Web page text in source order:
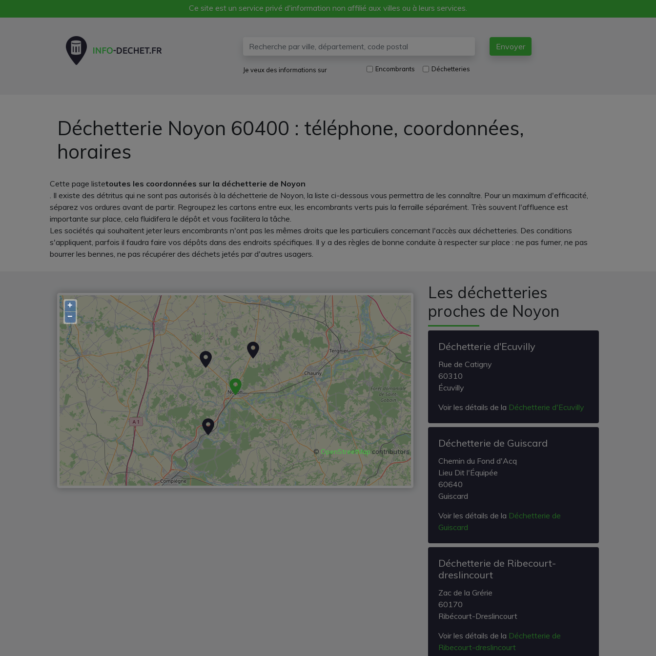
Ce site est un service privé d'information non affilié aux villes ou à leurs services.
Envoyer
Je veux des informations sur Encombrants Déchetteries
Déchetterie Noyon 60400 : téléphone, coordonnées,
horaires
Cette page listetoutes les coordonnées sur la déchetterie de Noyon
. Il existe des détritus qui ne sont pas autorisés à la déchetterie de Noyon, la liste ci-dessous vous permettra de les connaître. Pour un maximum d'efficacité,
séparez vos ordures avant de partir. Regroupez les cartons entre eux, les encombrants verts puis la ferraille séparément. Très souvent l'affluence est
importante sur place, cela fluidifera le dépôt et vous facilitera la tâche.
Les sociétés qui souhaitent jeter leurs encombrants n'ont pas les mêmes droits que les particuliers concernant l'accès aux déchetteries. Des conditions
s'appliquent, parfois il faudra faire vos dépôts dans des endroits spécifiques. Il y a des règles de bonne conduite à respecter sur place : ne pas fumer, ne pas
bourrer les bennes, ne pas récupérer des déchets jetés par d'autres usagers.
+
−
© OpenStreetMapcontributors
Les déchetteries
proches de Noyon
Déchetterie d'Ecuvilly
Rue de Catigny
60310
Écuvilly
Voir les détails de la Déchetterie d'Ecuvilly
Déchetterie de Guiscard
Chemin du Fond d'Acq
Lieu Dit l'Équipée
60640
Guiscard
Voir les détails de la Déchetterie de
Guiscard
Déchetterie de Ribecourt-
dreslincourt
Zac de la Grérie
60170
Ribécourt-Dreslincourt
Voir les détails de la Déchetterie de
Ribecourt-dreslincourt